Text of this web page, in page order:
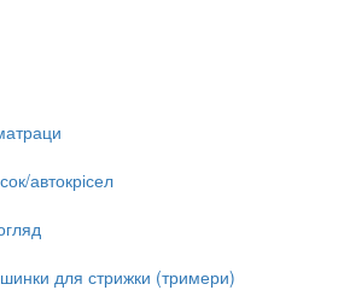
автокрісел
для стрижки (тримери)